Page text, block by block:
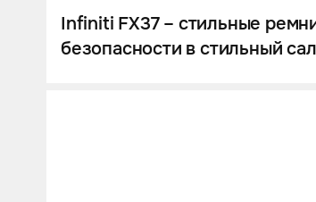
Infiniti FX37 – стильные
безопасности в стильный